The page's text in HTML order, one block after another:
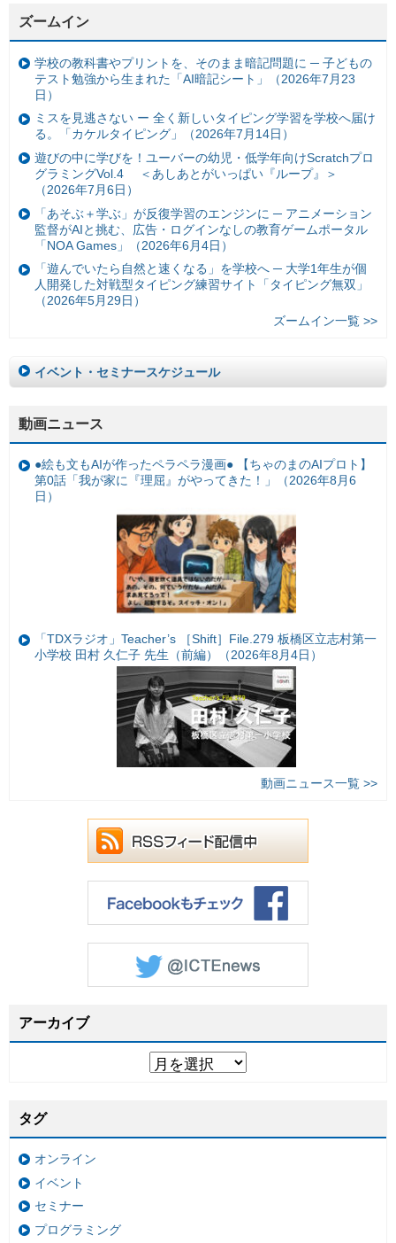
ズームイン
学校の教科書やプリントを、そのまま暗記問題に ─ 子どもの
テスト勉強から生まれた「AI暗記シート」（2026年7月23
日）
ミスを見逃さない ー 全く新しいタイピング学習を学校へ届け
る。「カケルタイピング」（2026年7月14日）
遊びの中に学びを！ユーバーの幼児・低学年向けScratchプロ
グラミングVol.4 ＜あしあとがいっぱい『ループ』＞
（2026年7月6日）
「あそぶ＋学ぶ」が反復学習のエンジンに ─ アニメーション
監督がAIと挑む、広告・ログインなしの教育ゲームポータル
「NOA Games」（2026年6月4日）
「遊んでいたら自然と速くなる」を学校へ ─ 大学1年生が個
人開発した対戦型タイピング練習サイト「タイピング無双」
（2026年5月29日）
ズームイン一覧 >>
イベント・セミナースケジュール
動画ニュース
●絵も文もAIが作ったペラペラ漫画● 【ちゃのまのAIプロト】
第0話「我が家に『理屈』がやってきた！」（2026年8月6
日）
「TDXラジオ」Teacher’s ［Shift］File.279 板橋区立志村第一
小学校 田村 久仁子 先生（前編）（2026年8月4日）
動画ニュース一覧 >>
アーカイブ
タグ
オンライン
イベント
セミナー
プログラミング